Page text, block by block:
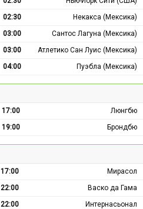
02:30
Некакса (Мексика)
03:00
Сантос Лагуна (Мексика)
03:00
Атлетико Сан Луис (Мексика)
04:00 Пуэбла (Мексика)
17:00
Люнгбю
19:00 Брондбю
17:00
Мирасол
22:00
Васко да Гама
22:00
Интернасьонал